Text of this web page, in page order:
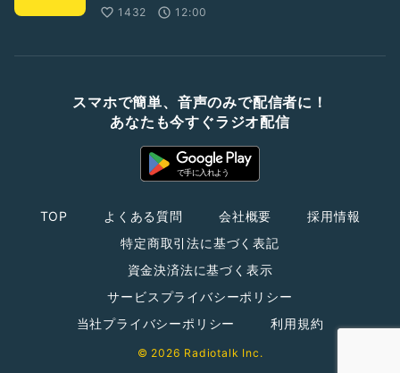
1432
12:00
スマホで簡単、音声のみで配信者に！
あなたも今すぐラジオ配信
TOP よくある質問 会社概要
採用情報
特定商取引法に基づく表記
資金決済法に基づく表示
サービスプライバシーポリシー
当社プライバシーポリシー
利用規約
© 2026 Radiotalk Inc.